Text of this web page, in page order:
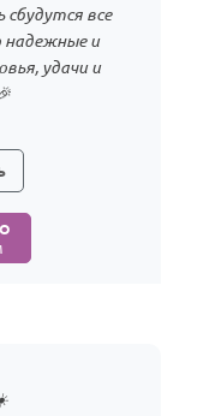
сбудутся все
и
удачи и